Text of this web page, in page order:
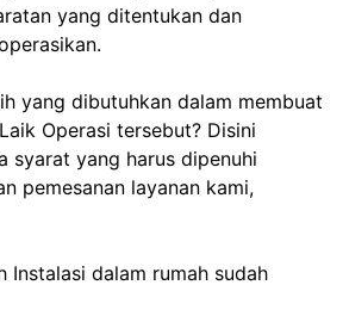
yang ditentukan dan
yang dibutuhkan dalam membuat
Operasi tersebut? Disini
syarat yang harus dipenuhi
pemesanan layanan kami,
Instalasi dalam rumah sudah